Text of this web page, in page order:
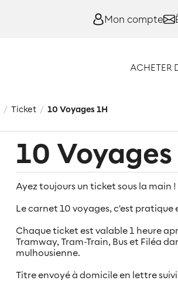
Mon compte
ACHETER
/ Ticket / 10 Voyages 1H
10 Voyages
Ayez toujours un ticket sous la main !
Le carnet 10 voyages, c'est pratique
Chaque ticket est valable 1 heure
Tramway, Tram-Train, Bus et Filéa
mulhousienne.
Titre envoyé à domicile en lettre